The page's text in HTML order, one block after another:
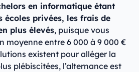
en informatique étant
écoles privées, les frais de
plus élevés, puisque vous
moyenne entre 6 000 à 9 000 €
existent pour alléger la
plébiscitées, l’alternance est